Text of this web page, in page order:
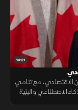
14:21
الاقتصادي، مع تنامي
الاصطناعي والبنية